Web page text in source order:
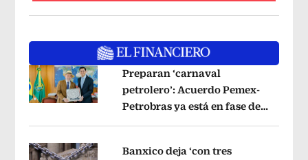
Opens in new window
Preparan ‘carnaval
petrolero’: Acuerdo Pemex-
Petrobras ya está en fase de
Banxico deja ‘con tres